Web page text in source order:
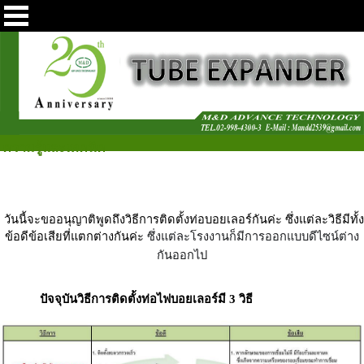
วันนี้จะขออนุญาติพูดถึงวิธีการติดตั้งท่อบอยเลอร์กันค่ะ ซึ่งแต่ละวิธีมีทั้ง
ข้อดีข้อเสียที่แตกต่างกันค่ะ ซึ่งแต่ละโรงงานก็มีการออกแบบดีไซน์ต่าง
กันออกไป
ปัจจุบันวิธีการติดตั้งท่อไฟบอยเลอร์มี 3 วิธี